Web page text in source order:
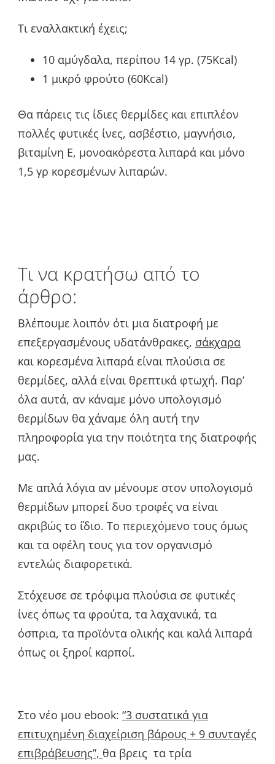
Τι εναλλακτική έχεις;
10 αμύγδαλα, περίπου 14 γρ. (75Kcal)
1 μικρό φρούτο (60Kcal)
Θα πάρεις τις ίδιες θερμίδες και επιπλέον
πολλές φυτικές ίνες, ασβέστιο, μαγνήσιο,
βιταμίνη Ε, μονοακόρεστα λιπαρά και μόνο
1,5 γρ κορεσμένων λιπαρών.
Τι να κρατήσω από το
άρθρο:
Βλέπουμε λοιπόν ότι μια διατροφή με
επεξεργασμένους υδατάνθρακες, σάκχαρα
και κορεσμένα λιπαρά είναι πλούσια σε
θερμίδες, αλλά είναι θρεπτικά φτωχή. Παρ’
όλα αυτά, αν κάναμε μόνο υπολογισμό
θερμίδων θα χάναμε όλη αυτή την
πληροφορία για την ποιότητα της διατροφής
μας.
Με απλά λόγια αν μένουμε στον υπολογισμό
θερμίδων μπορεί δυο τροφές να είναι
ακριβώς το ΄ίδιο. Το περιεχόμενο τους όμως
και τα οφέλη τους για τον οργανισμό
εντελώς διαφορετικά.
Στόχευσε σε τρόφιμα πλούσια σε φυτικές
ίνες όπως τα φρούτα, τα λαχανικά, τα
όσπρια, τα προϊόντα ολικής και καλά λιπαρά
όπως οι ξηροί καρποί.
Στο νέο μου ebook: “3 συστατικά για
επιτυχημένη διαχείριση βάρους + 9 συνταγές
επιβράβευσης”, θα βρεις τα τρία